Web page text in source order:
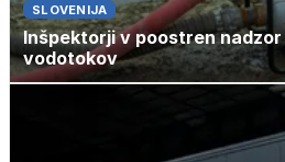
SLOVENIJA
Inšpektorji v poostren
vodotokov